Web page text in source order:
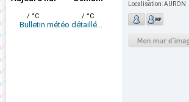
/ °C / °C
Bulletin météo détaillé...
Localisation:AURON